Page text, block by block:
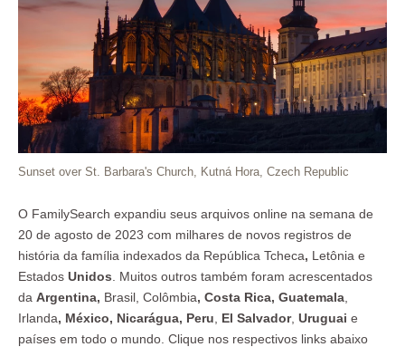
Sunset over St. Barbara's Church, Kutná Hora, Czech Republic
O FamilySearch expandiu seus arquivos online na semana de
20 de agosto de 2023 com milhares de novos registros de
história da família indexados da República Tcheca, Letônia e
Estados Unidos . Muitos outros também foram acrescentados
da Argentina, Brasil, Colômbia, Costa Rica, Guatemala
Irlanda, México, Nicarágua, Peru El Salvador, Uruguai e
países em todo o mundo. Clique nos respectivos links abaixo